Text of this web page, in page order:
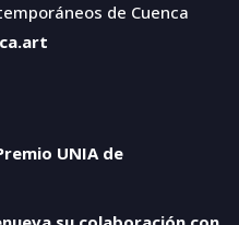
de Cuenca
UNIA de